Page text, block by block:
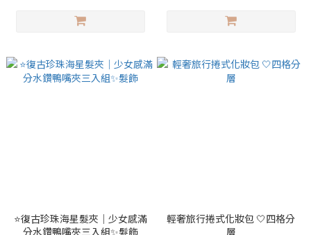
⭐復古珍珠海星髮夾｜少女感滿
分水鑽鴨嘴夾三入組✨髮飾
輕奢旅行捲式化妝包 🤍四格分
層